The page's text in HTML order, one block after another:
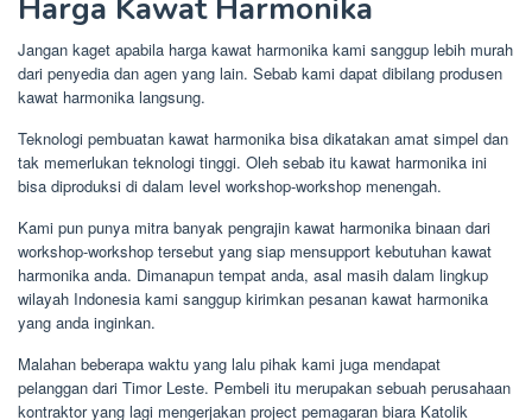
Harga Kawat Harmonika
Jangan kaget apabila harga kawat harmonika kami sanggup lebih murah
dari penyedia dan agen yang lain. Sebab kami dapat dibilang produsen
kawat harmonika langsung.
Teknologi pembuatan kawat harmonika bisa dikatakan amat simpel dan
tak memerlukan teknologi tinggi. Oleh sebab itu kawat harmonika ini
bisa diproduksi di dalam level workshop-workshop menengah.
Kami pun punya mitra banyak pengrajin kawat harmonika binaan dari
workshop-workshop tersebut yang siap mensupport kebutuhan kawat
harmonika anda. Dimanapun tempat anda, asal masih dalam lingkup
wilayah Indonesia kami sanggup kirimkan pesanan kawat harmonika
yang anda inginkan.
Malahan beberapa waktu yang lalu pihak kami juga mendapat
pelanggan dari Timor Leste. Pembeli itu merupakan sebuah perusahaan
kontraktor yang lagi mengerjakan project pemagaran biara Katolik